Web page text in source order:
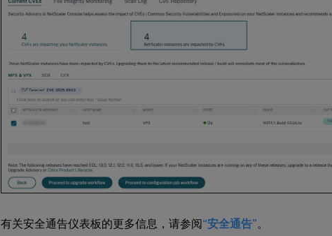
有关安全通告仪表板的更多信息，请参阅 “安全通告”。